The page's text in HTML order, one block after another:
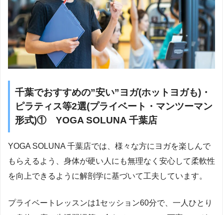
千葉でおすすめの”安い”ヨガ(ホットヨガも)・
ピラティス等2選(プライベート・マンツーマン
形式)① YOGA SOLUNA 千葉店
YOGA SOLUNA 千葉店では、様々な方にヨガを楽しんで
もらえるよう、身体が硬い人にも無理なく安心して柔軟性
を向上できるように解剖学に基づいて工夫しています。
プライベートレッスンは1セッション60分で、一人ひとり